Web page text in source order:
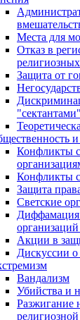
Места для
Отказ в
Защита от
"сектантами"
Конфликты
Конфликты
Защита
Светские
Диффамация
Акции в
Дискуссии
Вандализм
Убийства и
Разжигание